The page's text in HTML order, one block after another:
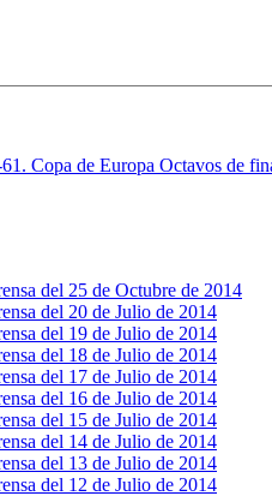
Copa de Europa Octavos de
del 25 de Octubre de 2014
del 20 de Julio de 2014
del 19 de Julio de 2014
del 18 de Julio de 2014
del 17 de Julio de 2014
del 16 de Julio de 2014
del 15 de Julio de 2014
del 14 de Julio de 2014
del 13 de Julio de 2014
del 12 de Julio de 2014